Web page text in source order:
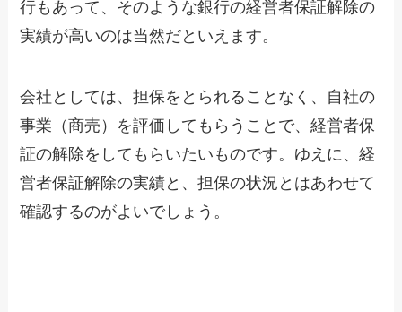
行もあって、そのような銀行の経営者保証解除の
実績が高いのは当然だといえます。
会社としては、担保をとられることなく、自社の
事業（商売）を評価してもらうことで、経営者保
証の解除をしてもらいたいものです。ゆえに、経
営者保証解除の実績と、担保の状況とはあわせて
確認するのがよいでしょう。